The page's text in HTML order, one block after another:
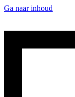
Ga naar inhoud